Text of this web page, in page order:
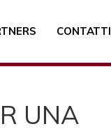
CONTATTI
UNA